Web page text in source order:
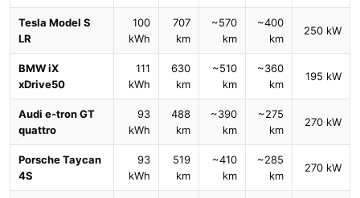
Tesla Model S
LR
100
kWh
707
km
~570
km
~400
km
250 kW
BMW iX
xDrive50
111
kWh
630
km
~510
km
~360
km
195 kW
Audi e-tron GT
quattro
93
kWh
488
km
~390
km
~275
km
270 kW
Porsche Taycan
4S
93
kWh
519
km
~410
km
~285
km
270 kW